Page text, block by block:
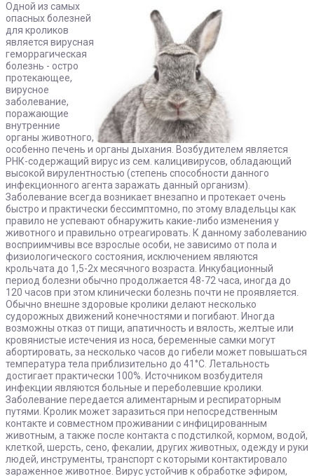
Одной из самых
опасных болезней
для кроликов
является вирусная
геморрагическая
болезнь - остро
протекающее,
вирусное
заболевание,
поражающие
внутренние
органы животного,
особенно печень и органы дыхания. Возбудителем является
РНК-содержащий вирус из сем. калицивирусов, обладающий
высокой вирулентностью (степень способности данного
инфекционного агента заражать данный организм).
Заболевание всегда возникает внезапно и протекает очень
быстро и практически бессимптомно, по этому владельцы как
правило не успевают обнаружить какие-либо изменения у
животного и правильно отреагировать. К данному заболеванию
восприимчивы все взрослые особи, не зависимо от пола и
физиологического состояния, исключением являются
крольчата до 1,5-2х месячного возраста. Инкубационный
период болезни обычно продолжается 48-72 часа, иногда до
120 часов при этом клинически болезнь почти не проявляется.
Обычно внешне здоровые кролики делают несколько
судорожных движений конечностями и погибают. Иногда
возможны отказ от пищи, апатичность и вялость, желтые или
кровянистые истечения из носа, беременные самки могут
абортировать, за несколько часов до гибели может повышаться
температура тела приблизительно до 41°С. Летальность
достигает практически 100%. Источником возбудителя
инфекции являются больные и переболевшие кролики.
Заболевание передается алиментарным и респираторным
путями. Кролик может заразиться при непосредственным
контакте и совместном проживании с инфицированным
животным, а также после контакта с подстилкой, кормом, водой,
клеткой, шерсть, сено, фекалии, других животных, одежду и руки
людей, инструменты, транспорт с которыми контактировало
зараженное животное. Вирус устойчив к обработке эфиром,